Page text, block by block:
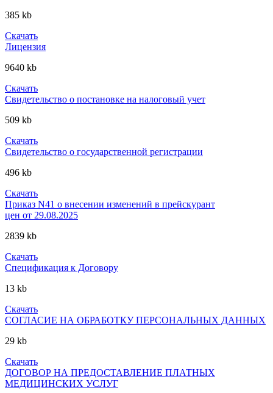
385 kb
Скачать
Лицензия
9640 kb
Скачать
Свидетельство о постановке на налоговый учет
509 kb
Скачать
Свидетельство о государственной регистрации
496 kb
Скачать
Приказ N41 о внесении изменений в прейскурант
цен от 29.08.2025
2839 kb
Скачать
Спецификация к Договору
13 kb
Скачать
СОГЛАСИЕ НА ОБРАБОТКУ ПЕРСОНАЛЬНЫХ ДАННЫХ
29 kb
Скачать
ДОГОВОР НА ПРЕДОСТАВЛЕНИЕ ПЛАТНЫХ
МЕДИЦИНСКИХ УСЛУГ